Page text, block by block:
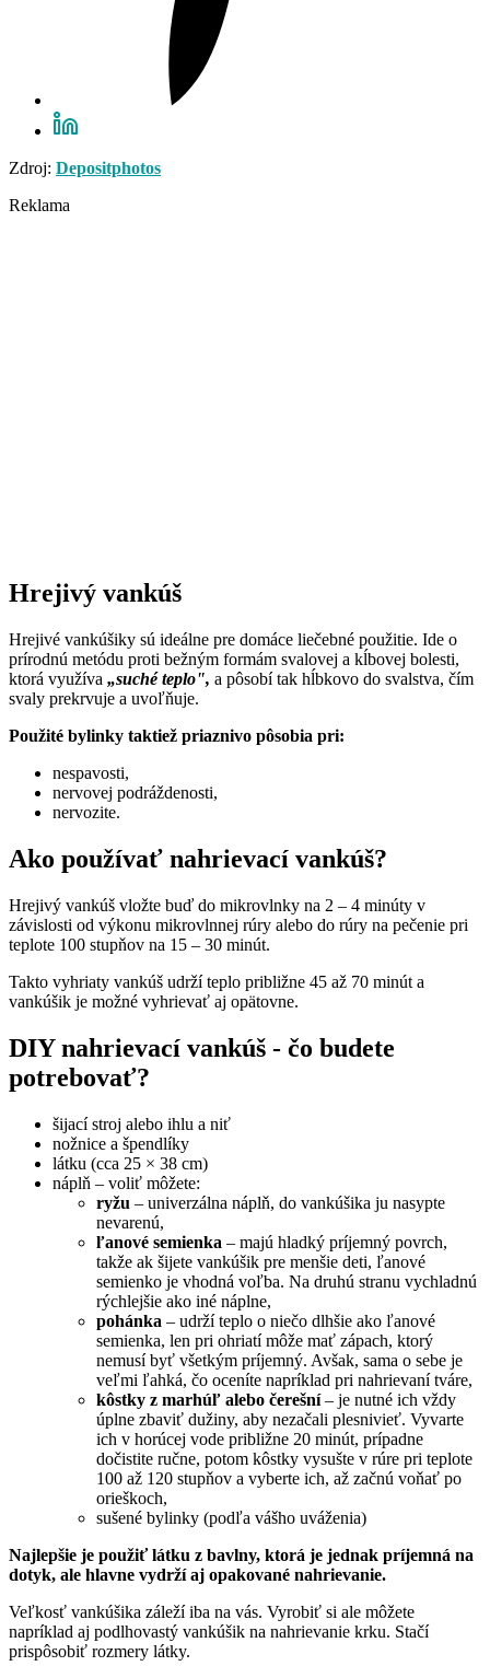
Zdroj: Depositphotos
Reklama
Hrejivý vankúš
Hrejivé vankúšiky sú ideálne pre domáce liečebné použitie. Ide o
prírodnú metódu proti bežným formám svalovej a kĺbovej bolesti,
ktorá využíva „suché teplo", a pôsobí tak hĺbkovo do svalstva, čím
svaly prekrvuje a uvoľňuje.
Použité bylinky taktiež priaznivo pôsobia pri:
nespavosti,
nervovej podráždenosti,
nervozite.
Ako používať nahrievací vankúš?
Hrejivý vankúš vložte buď do mikrovlnky na 2 – 4 minúty v
závislosti od výkonu mikrovlnnej rúry alebo do rúry na pečenie pri
teplote 100 stupňov na 15 – 30 minút.
Takto vyhriaty vankúš udrží teplo približne 45 až 70 minút a
vankúšik je možné vyhrievať aj opätovne.
DIY nahrievací vankúš - čo budete
potrebovať?
šijací stroj alebo ihlu a niť
nožnice a špendlíky
látku (cca 25 × 38 cm)
náplň – voliť môžete:
ryžu – univerzálna náplň, do vankúšika ju nasypte
nevarenú,
ľanové semienka – majú hladký príjemný povrch,
takže ak šijete vankúšik pre menšie deti, ľanové
semienko je vhodná voľba. Na druhú stranu vychladnú
rýchlejšie ako iné náplne,
pohánka – udrží teplo o niečo dlhšie ako ľanové
semienka, len pri ohriatí môže mať zápach, ktorý
nemusí byť všetkým príjemný. Avšak, sama o sebe je
veľmi ľahká, čo oceníte napríklad pri nahrievaní tváre,
kôstky z marhúľ alebo čerešní– je nutné ich vždy
úplne zbaviť dužiny, aby nezačali plesnivieť. Vyvarte
ich v horúcej vode približne 20 minút, prípadne
dočistite ručne, potom kôstky vysušte v rúre pri teplote
100 až 120 stupňov a vyberte ich, až začnú voňať po
orieškoch,
sušené bylinky (podľa vášho uváženia)
Najlepšie je použiť látku z bavlny, ktorá je jednak príjemná na
dotyk, ale hlavne vydrží aj opakované nahrievanie.
Veľkosť vankúšika záleží iba na vás. Vyrobiť si ale môžete
napríklad aj podlhovastý vankúšik na nahrievanie krku. Stačí
prispôsobiť rozmery látky.